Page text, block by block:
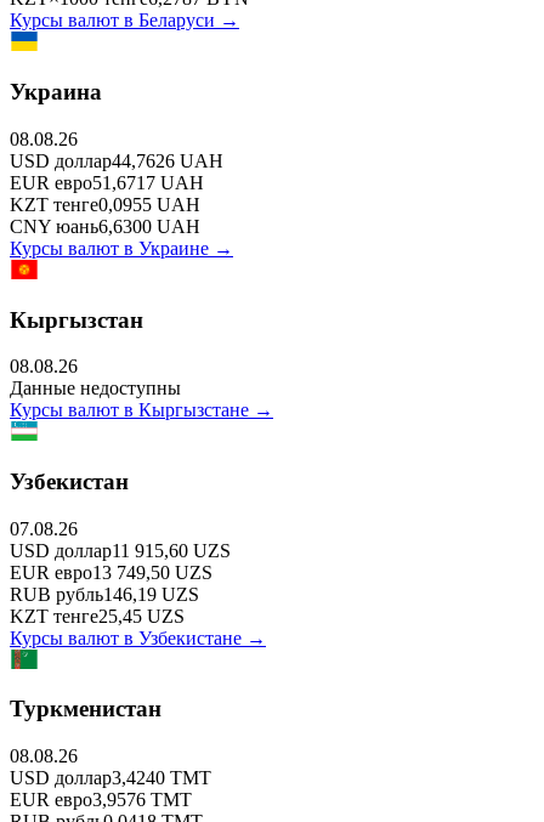
Курсы валют в Беларуси →
Украина
08.08.26
USD доллар44,7626 UAH
EUR евро51,6717 UAH
KZT тенге0,0955 UAH
CNY юань6,6300 UAH
Курсы валют в Украине →
Кыргызстан
08.08.26
Данные недоступны
Курсы валют в Кыргызстане →
Узбекистан
07.08.26
USD доллар11 915,60 UZS
EUR евро13 749,50 UZS
RUB рубль146,19 UZS
KZT тенге25,45 UZS
Курсы валют в Узбекистане →
Туркменистан
08.08.26
USD доллар3,4240 TMT
EUR евро3,9576 TMT